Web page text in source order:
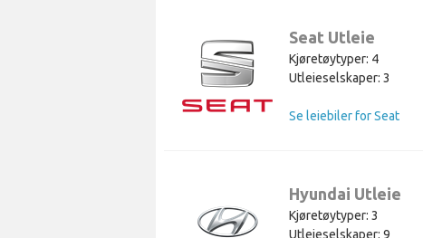
Seat Utleie
Kjøretøytyper: 4
Utleieselskaper: 3
Se leiebiler for Seat
Hyundai Utleie
Kjøretøytyper: 3
Utleieselskaper: 9